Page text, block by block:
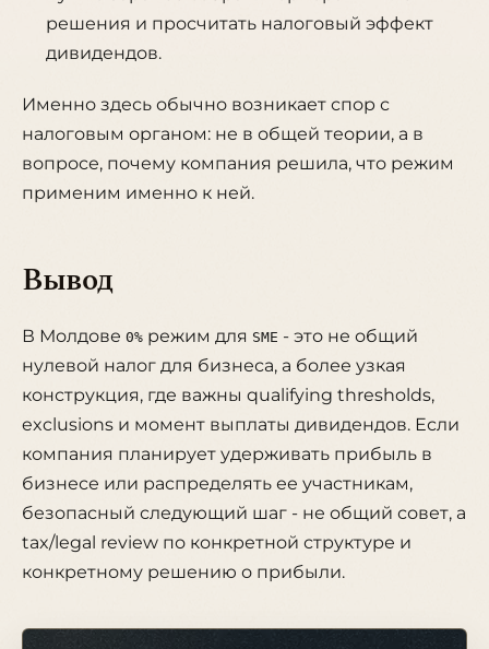
решения и просчитать налоговый эффект
дивидендов.
Именно здесь обычно возникает спор с
налоговым органом: не в общей теории, а в
вопросе, почему компания решила, что режим
применим именно к ней.
Вывод
В Молдове 0% режим для SME - это не общий
нулевой налог для бизнеса, а более узкая
конструкция, где важны qualifying thresholds,
exclusions и момент выплаты дивидендов. Если
компания планирует удерживать прибыль в
бизнесе или распределять ее участникам,
безопасный следующий шаг - не общий совет, а
tax/legal review по конкретной структуре и
конкретному решению о прибыли.